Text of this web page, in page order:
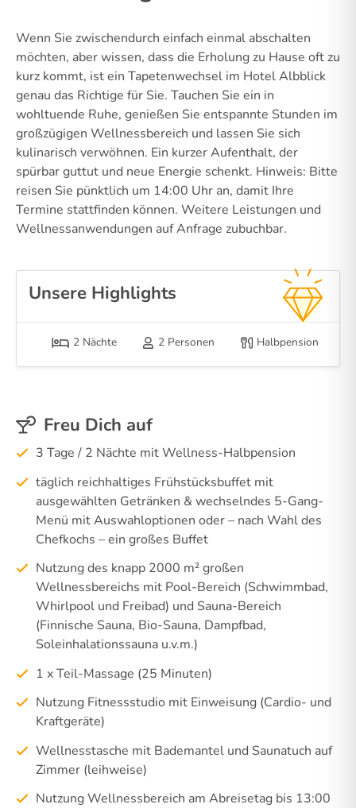
Wenn Sie zwischendurch einfach einmal abschalten
möchten, aber wissen, dass die Erholung zu Hause oft zu
kurz kommt, ist ein Tapetenwechsel im Hotel Albblick
genau das Richtige für Sie. Tauchen Sie ein in
wohltuende Ruhe, genießen Sie entspannte Stunden im
großzügigen Wellnessbereich und lassen Sie sich
kulinarisch verwöhnen. Ein kurzer Aufenthalt, der
spürbar guttut und neue Energie schenkt. Hinweis: Bitte
reisen Sie pünktlich um 14:00 Uhr an, damit Ihre
Termine stattfinden können. Weitere Leistungen und
Wellnessanwendungen auf Anfrage zubuchbar.
Unsere Highlights
2 Nächte 2 Personen Halbpension
Freu Dich auf
3 Tage / 2 Nächte mit Wellness-Halbpension
täglich reichhaltiges Frühstücksbuffet mit
ausgewählten Getränken & wechselndes 5-Gang-
Menü mit Auswahloptionen oder – nach Wahl des
Chefkochs – ein großes Buffet
Nutzung des knapp 2000 m² großen
Wellnessbereichs mit Pool-Bereich (Schwimmbad,
Whirlpool und Freibad) und Sauna-Bereich
(Finnische Sauna, Bio-Sauna, Dampfbad,
Soleinhalationssauna u.v.m.)
1 x Teil-Massage (25 Minuten)
Nutzung Fitnessstudio mit Einweisung (Cardio- und
Kraftgeräte)
Wellnesstasche mit Bademantel und Saunatuch auf
Zimmer (leihweise)
Nutzung Wellnessbereich am Abreisetag bis 13:00